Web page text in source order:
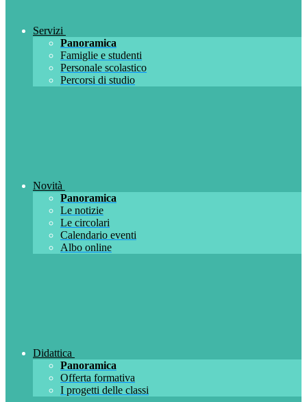
Servizi
Panoramica
Famiglie e studenti
Personale scolastico
Percorsi di studio
Novità
Panoramica
Le notizie
Le circolari
Calendario eventi
Albo online
Didattica
Panoramica
Offerta formativa
I progetti delle classi